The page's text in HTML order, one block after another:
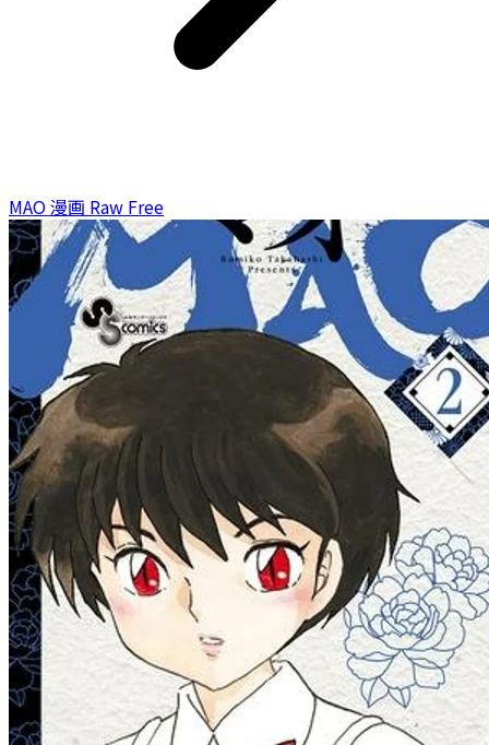
MAO 漫画 Raw Free